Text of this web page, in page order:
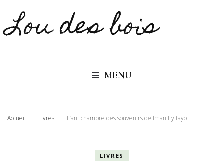
Lou des bois
MENU
Accueil Livres L’antichambre des souvenirs de Iman Eyitayo
LIVRES